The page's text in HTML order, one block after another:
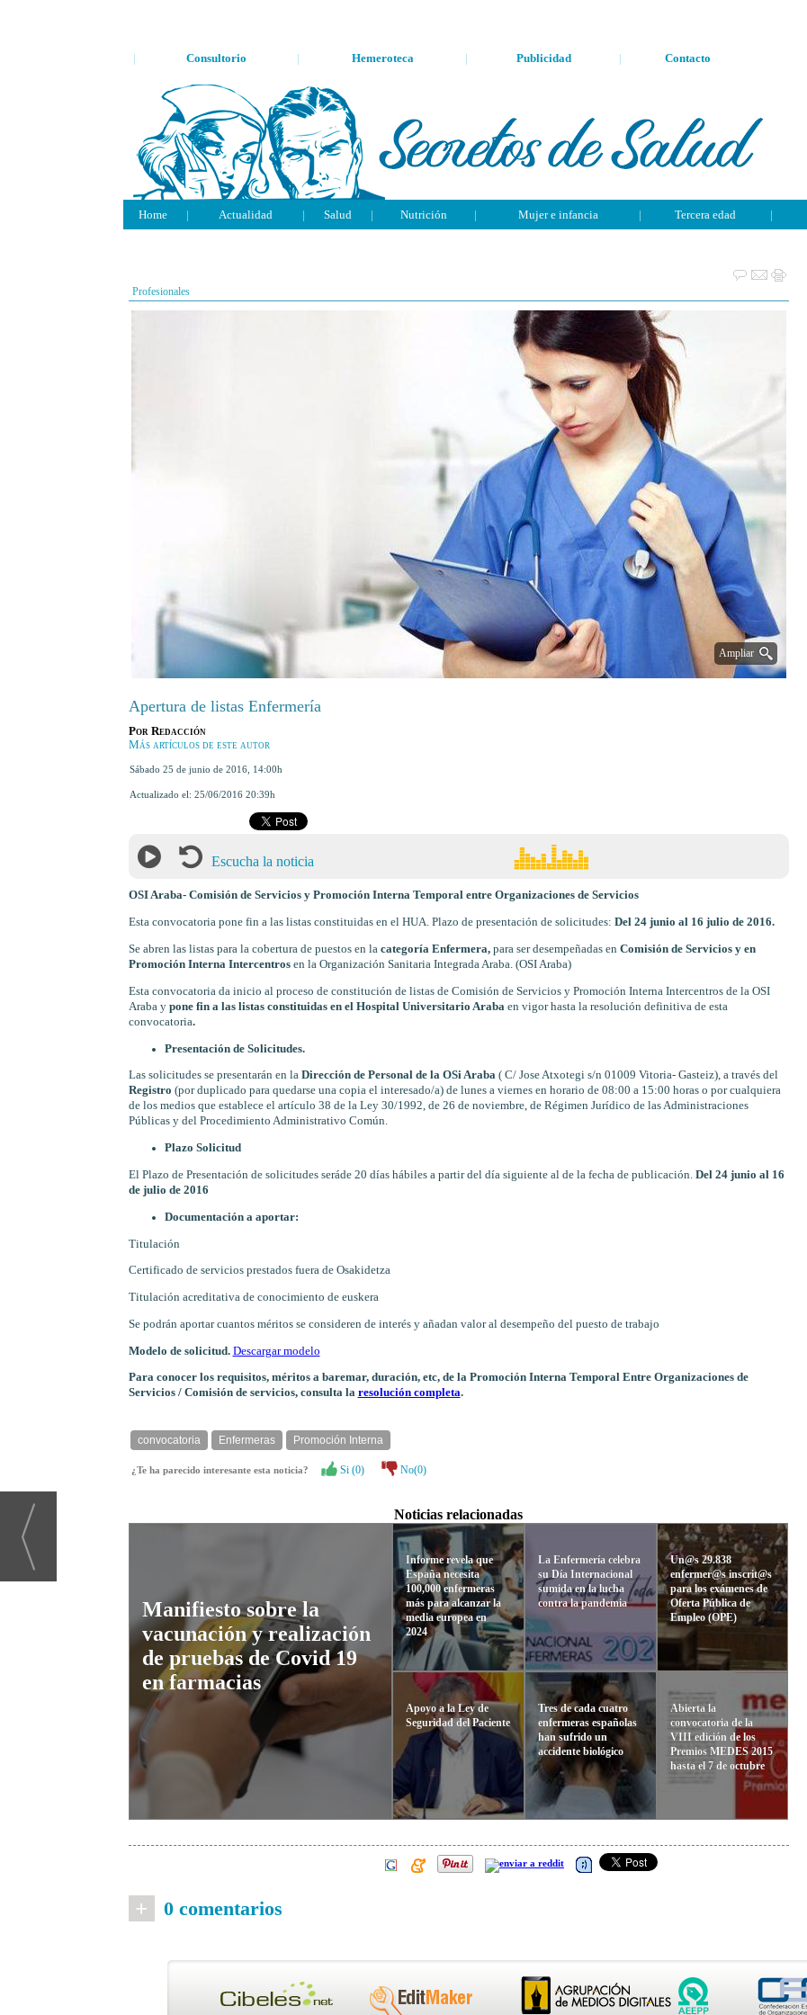
| Consultorio | Hemeroteca | Publicidad | Contacto
Home | Actualidad | Salud | Nutrición | Mujer e infancia | Tercera edad |
Profesionales
Ampliar
Apertura de listas Enfermería
Por Redacción
Más artículos de este autor
sábado 25 de junio de 2016, 14:00h
Actualizado el: 25/06/2016 20:39h
Escucha la noticia
OSI Araba- Comisión de Servicios y Promoción Interna Temporal entre Organizaciones de Servicios
Esta convocatoria pone fin a las listas constituidas en el HUA. Plazo de presentación de solicitudes: Del 24 junio al 16 julio de 2016.
Se abren las listas para la cobertura de puestos en la categoría Enfermera,para ser desempeñadas en Comisión de Servicios y en
Promoción Interna Intercentrosen la Organización Sanitaria Integrada Araba. (OSI Araba)
Esta convocatoria da inicio al proceso de constitución de listas de Comisión de Servicios y Promoción Interna Intercentros de la OSI
Araba y pone fin a las listas constituidas en el Hospital Universitario Araba en vigor hasta la resolución definitiva de esta
convocatoria.
Presentación de Solicitudes.
Las solicitudes se presentarán en la Dirección de Personal de la OSi Araba( C/ Jose Atxotegi s/n 01009 Vitoria- Gasteiz), a través del
Registro (por duplicado para quedarse una copia el interesado/a) de lunes a viernes en horario de 08:00 a 15:00 horas o por cualquiera
de los medios que establece el artículo 38 de la Ley 30/1992, de 26 de noviembre, de Régimen Jurídico de las Administraciones
Públicas y del Procedimiento Administrativo Común.
Plazo Solicitud
El Plazo de Presentación de solicitudes seráde 20 días hábiles a partir del día siguiente al de la fecha de publicación.Del 24 junio al 16
de julio de 2016
Documentación a aportar:
Titulación
Certificado de servicios prestados fuera de Osakidetza
Titulación acreditativa de conocimiento de euskera
Se podrán aportar cuantos méritos se consideren de interés y añadan valor al desempeño del puesto de trabajo
Modelo de solicitud. Descargar modelo
Para conocer los requisitos, méritos a baremar, duración, etc, de la Promoción Interna Temporal Entre Organizaciones de
Servicios / Comisión de servicios, consulta la resolución completa.
convocatoria Enfermeras Promoción Interna
¿Te ha parecido interesante esta noticia? Si (0) No(0)
Noticias relacionadas
Manifiesto sobre la
vacunación y realización
de pruebas de Covid 19
en farmacias
Informe revela que
España necesita
100,000 enfermeras
más para alcanzar la
media europea en
2024
Apoyo a la Ley de
Seguridad del Paciente
La Enfermería celebra
su Día Internacional
sumida en la lucha
contra la pandemia
Tres de cada cuatro
enfermeras españolas
han sufrido un
accidente biológico
Un@s 29.838
enfermer@s inscrit@s
para los exámenes de
Oferta Pública de
Empleo (OPE)
Abierta la
convocatoria de la
VIII edición de los
Premios MEDES 2015
hasta el 7 de octubre
+ 0 comentarios